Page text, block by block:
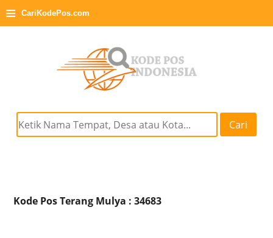
≡ CariKodePos.com
Cari
Kode Pos Terang Mulya : 34683